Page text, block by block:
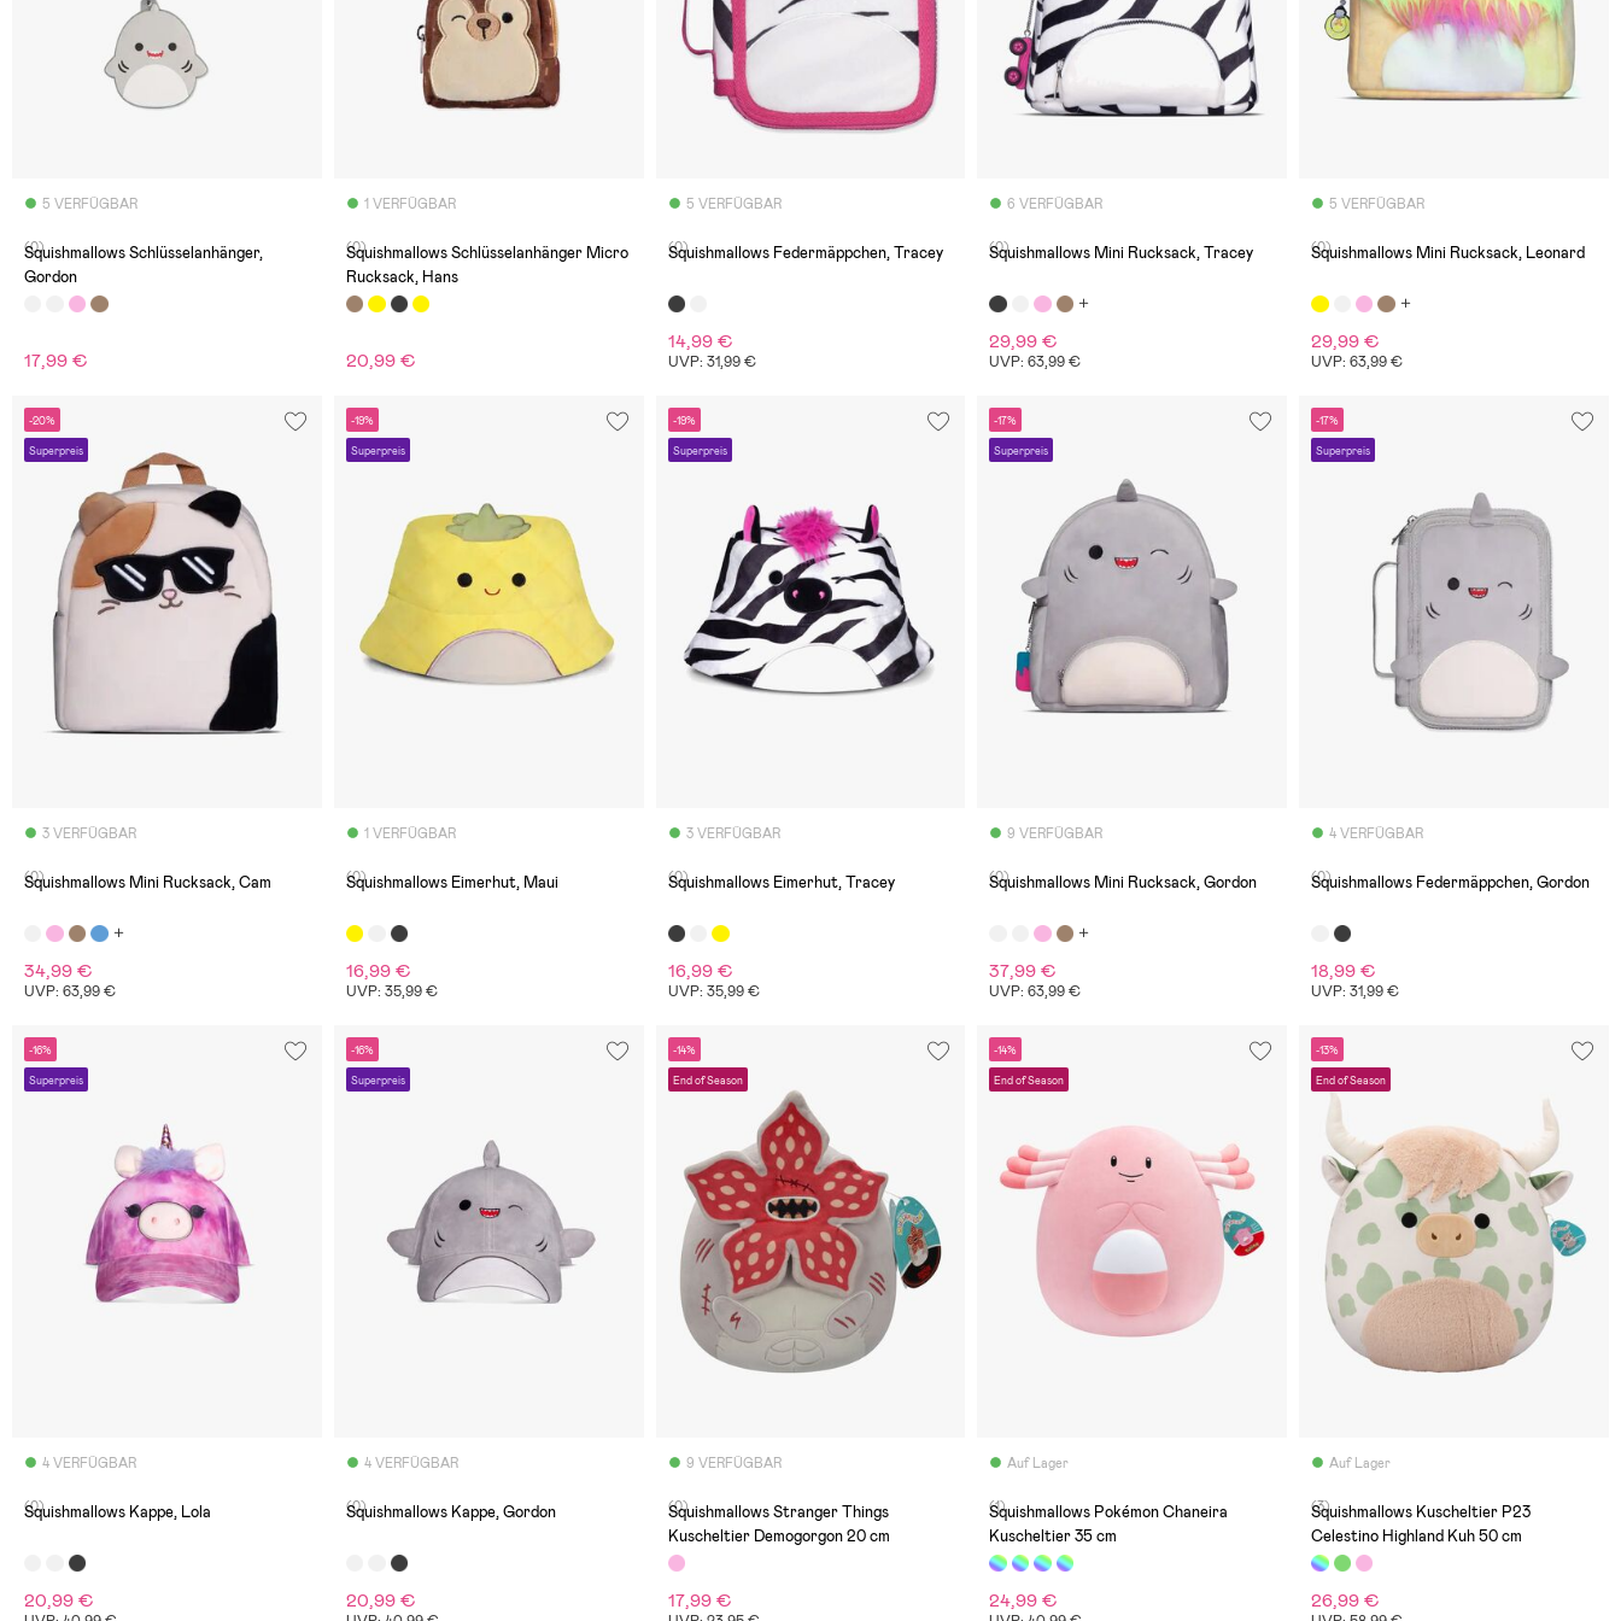
5 VERFÜGBAR
(0)
Squishmallows Schlüsselanhänger,
Gordon
17,99 €
1 VERFÜGBAR
(0)
Squishmallows Schlüsselanhänger Micro
Rucksack, Hans
20,99 €
5 VERFÜGBAR
(0)
Squishmallows Federmäppchen, Tracey
14,99 €
UVP: 31,99 €
6 VERFÜGBAR
(0)
Squishmallows Mini Rucksack, Tracey
29,99 €
UVP: 63,99 €
5 VERFÜGBAR
(0)
Squishmallows Mini Rucksack, Leonard
29,99 €
UVP: 63,99 €
-20%
Superpreis
3 VERFÜGBAR
(0)
Squishmallows Mini Rucksack, Cam
34,99 €
UVP: 63,99 €
-19%
Superpreis
1 VERFÜGBAR
(0)
Squishmallows Eimerhut, Maui
16,99 €
UVP: 35,99 €
-19%
Superpreis
3 VERFÜGBAR
(0)
Squishmallows Eimerhut, Tracey
16,99 €
UVP: 35,99 €
-17%
Superpreis
9 VERFÜGBAR
(0)
Squishmallows Mini Rucksack, Gordon
37,99 €
UVP: 63,99 €
-17%
Superpreis
4 VERFÜGBAR
(0)
Squishmallows Federmäppchen, Gordon
18,99 €
UVP: 31,99 €
-16%
Superpreis
4 VERFÜGBAR
(0)
Squishmallows Kappe, Lola
20,99 €
-16%
Superpreis
4 VERFÜGBAR
(0)
Squishmallows Kappe, Gordon
20,99 €
-14%
End of Season
9 VERFÜGBAR
(0)
Squishmallows Stranger Things
Kuscheltier Demogorgon 20 cm
17,99 €
-14%
End of Season
Auf Lager
(1)
Squishmallows Pokémon Chaneira
Kuscheltier 35 cm
24,99 €
-13%
End of Season
Auf Lager
(3)
Squishmallows Kuscheltier P23
Celestino Highland Kuh 50 cm
26,99 €